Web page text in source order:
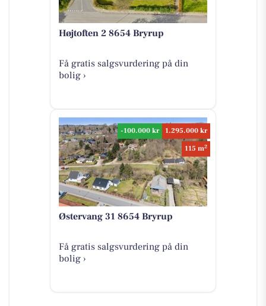
Højtoften 2 8654 Bryrup
Få gratis salgsvurdering på din
bolig ›
-100.000 kr
1.295.000 kr
115 m2
Østervang 31 8654 Bryrup
Få gratis salgsvurdering på din
bolig ›